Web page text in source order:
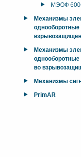
МЭОФ
Механизмы
Механизмы
во
Механизмы
PrimAR